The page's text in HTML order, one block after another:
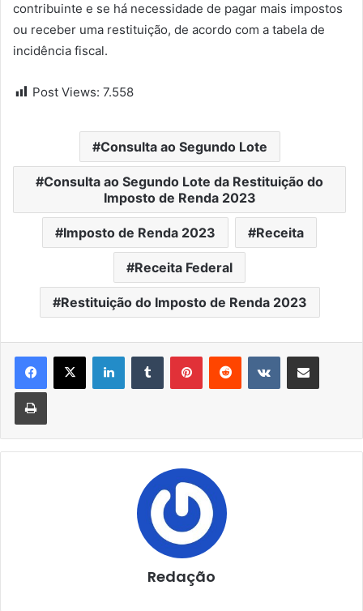
contribuinte e se há necessidade de pagar mais impostos
ou receber uma restituição, de acordo com a tabela de
incidência fiscal.
Post Views: 7.558
Consulta ao Segundo Lote
Consulta ao Segundo Lote da Restituição do
Imposto de Renda 2023
Imposto de Renda 2023 Receita
Receita Federal
Restituição do Imposto de Renda 2023
LinkedinTumblr PinterestReddit VK Compartilhar via e-mail
Imprimir
Redação